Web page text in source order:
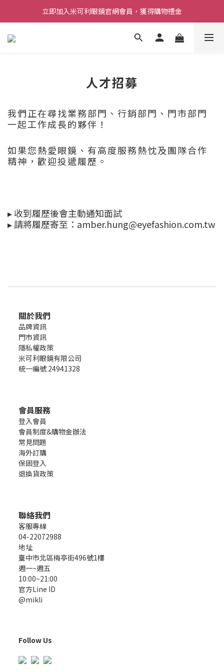
立即加入米可利眼鏡官網會員，獲得購物禮金
人才招募
我們正在尋找業務部門、行銷部門、門市部門
一起工作成長的夥伴！
如果您熱愛眼鏡、有高度服務熱忱及團隊合作
精神，歡迎投遞履歷。
▸收到履歷後會主動通知面試
▸請將履歷寄至： amber.hung@eyefashion.com.tw
關於我們
品牌資訊
門市資訊
隱私權政策
米可利眼鏡有限公司
統一編號 24941328
會員服務
登入會員
會員制度&購物金辦法
常見問題
海外訂購
保固登入
退換貨政策
聯絡我們
客服專線
04-22072988
地址
臺中市北區梅亭街496號1樓
週一~週五
10:00~21:00
官方Line ID
@mikli
Follow Us